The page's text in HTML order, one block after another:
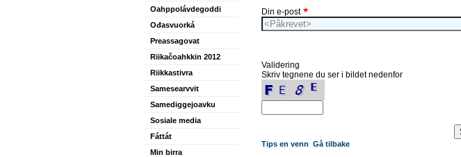
Oahppolávdegoddi
Ođasvuorká
Preassagovat
Riikačoahkkin 2012
Riikkastivra
Samesearvvit
Samediggejoavku
Sosiale media
Fáttát
Min birra
Din e-post
Validering
Skriv tegnene du ser i bildet nedenfor
Tips en venn Gå tilbake